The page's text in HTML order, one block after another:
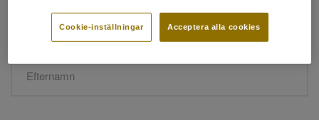
Efternamn*
Acceptera alla cookies
Cookie-inställningar